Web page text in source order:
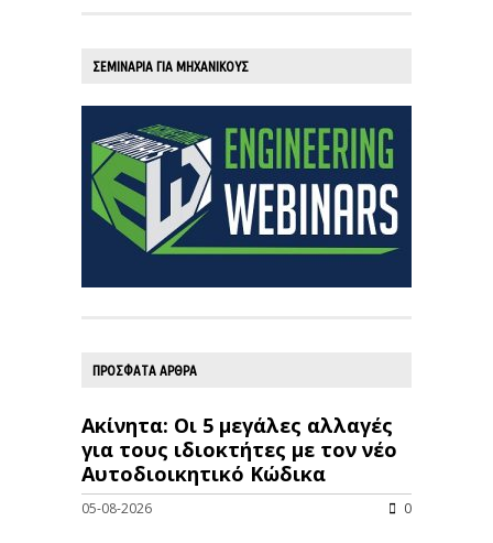
ΣΕΜΙΝΑΡΙΑ ΓΙΑ ΜΗΧΑΝΙΚΟΥΣ
ΠΡΟΣΦΑΤΑ ΑΡΘΡΑ
Ακίνητα: Οι 5 μεγάλες αλλαγές
για τους ιδιοκτήτες με τον νέο
Αυτοδιοικητικό Κώδικα
05-08-2026 0